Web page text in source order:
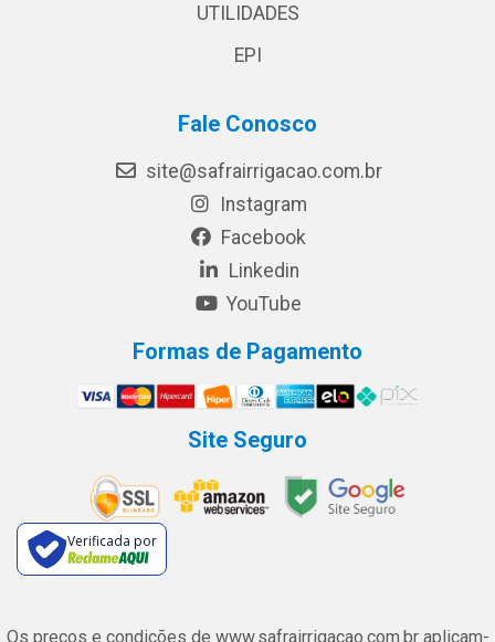
UTILIDADES
EPI
Fale Conosco
site@safrairrigacao.com.br
Instagram
Facebook
Linkedin
YouTube
Formas de Pagamento
Site Seguro
Verificada por
Os preços e condições de www.safrairrigacao.com.br aplicam-